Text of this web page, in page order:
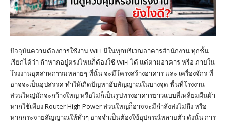
ปัจจุบันความต้องการใช้งาน WIFI มีในทุกบริเวณอาคารสำนักงาน ทุกชั้น
เรียกได้ว่า ถ้าหากอยู่ตรงไหนก็ต้องใช้ WIFI ได้ แต่ตามอาคาร หรือ ภายใน
โรงงานอุตสาหกรรมหลายๆ ที่นั้น จะมีโครงสร้างอาคาร และ เครื่องจักร ที่
อาจจะเป็นอุปสรรค ทำให้เกิดปัญหาอับสัญญาณในบางจุด พื้นที่โรงงาน
ส่วนใหญ่มักจะกว้างใหญ่ หรือไม่ก็เป็นรูปทรงอาคารยาวแบบสี่เหลี่ยมผืนผ้า
หากใช้เพียง Router High Power ส่วนใหญ่ก็อาจจะมีกำลังส่งไม่ถึง หรือ
หากกระจายสัญญาณให้ทั่วๆ อาจจำเป็นต้องใช้อุปกรณ์หลายตัว ดังนั้น การ